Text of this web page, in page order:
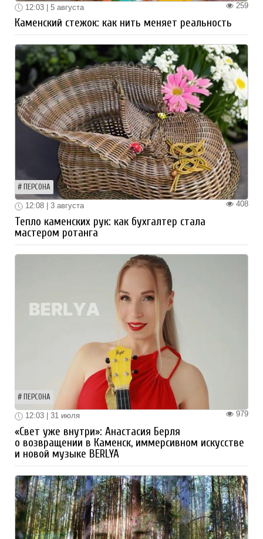
259
12:03 | 5 августа
Каменский стежок: как нить меняет реальность
ПЕРСОНА
408
12:08 | 3 августа
Тепло каменских рук: как бухгалтер стала
мастером ротанга
ПЕРСОНА
979
12:03 | 31 июля
«Свет уже внутри»: Анастасия Берля
о возвращении в Каменск, иммерсивном искусстве
и новой музыке BERLYA